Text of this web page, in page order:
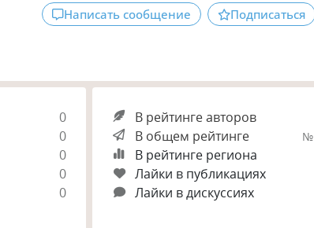
Написать сообщение Подписаться
0
0
0
0
0
В рейтинге авторов
В общем рейтинге
№
В рейтинге региона
Лайки в публикациях
Лайки в дискуссиях